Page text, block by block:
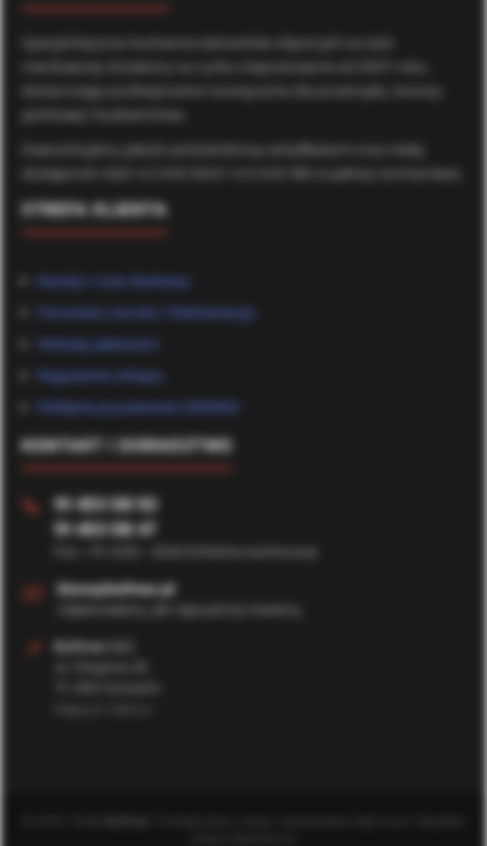
Specjalistyczna hurtownia elementów złącznych ze stali
nierdzewnej. Działamy na rynku nieprzerwanie od 2007 roku,
dostarczając profesjonalne rozwiązania dla przemysłu, branży
jachtowej i budownictwa.
Gwarantujemy jakość potwierdzoną certyfikatami oraz stałą
dostępność stali A2 (AISI 304) i A4 (AISI 316) w pełnej rozmiarówce.
STREFA KLIENTA
Koszty i czas dostawy
Formularz zwrotu / Reklamacje
Metody płatności
Regulamin sklepu
Polityka prywatności (RODO)
KONTAKT I DORADZTWO
📞 91 453 08 92
91 453 08 47
✉️ biuro@bufmax.pl
Odpowiadamy jak najszybciej możemy
📍
Bufmax S.C.